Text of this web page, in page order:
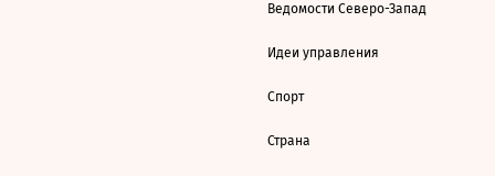
Ведомости Северо-Запад
Идеи управления
Спорт
Страна